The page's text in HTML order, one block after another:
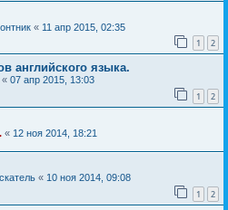
« 11 апр 2015, 02:35
1 2
английского языка.
« 07 апр 2015, 13:03
1 2
« 12 ноя 2014, 18:21
« 10 ноя 2014, 09:08
1 2